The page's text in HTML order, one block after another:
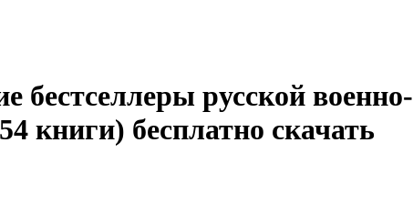
бестселлеры русской военно-
книги) бесплатно скачать